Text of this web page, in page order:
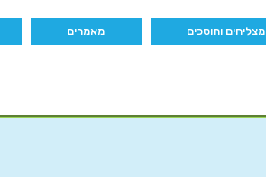
מצליחים וחוסכים מאמרים